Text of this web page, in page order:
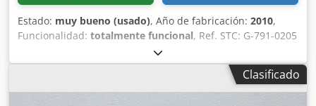
Estado: muy bueno (usado), Año de fabricación: 2010,
Funcionalidad: totalmente funcional, Ref. STC: G-791-0205
Csdpfx Aezrzz Reh Horf Plockmatic 61 Pro, año de
fabricación: 2010 Equipamiento: - Acabadora para folletos
Plockmatic 61 Pro - Formato de folletos: A4 + A5 - 2
unidades de cosido - Plegadora
Clasificado